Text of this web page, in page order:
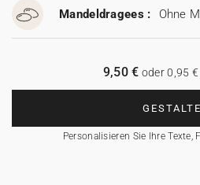
Mandeldragees : Ohne
Personalisieren Sie Ihre Texte,
9,50 € oder 0,95